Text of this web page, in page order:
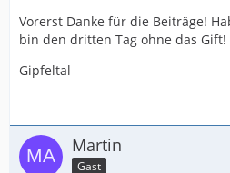
Vorerst Danke für die Beiträge!
bin den dritten Tag ohne das Gift!
Gipfeltal
Martin
Gast